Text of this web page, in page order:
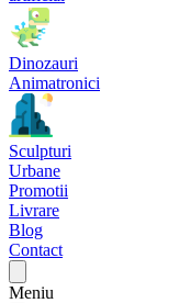
Dinozauri
Animatronici
Sculpturi
Urbane
Promotii
Livrare
Blog
Contact
Meniu